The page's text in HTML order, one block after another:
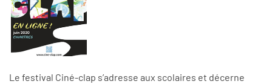
Le festival Ciné-clap s’adresse aux scolaires et décerne